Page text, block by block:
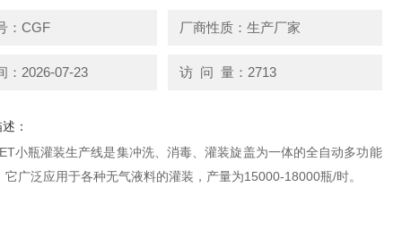
：CGF 厂商性质：生产厂家
：2026-07-23 访 问 量：2713
：
小瓶灌装生产线是集冲洗、消毒、灌装旋盖为一体的全自动多功能
它广泛应用于各种无气液料的灌装，产量为15000-18000瓶/时。